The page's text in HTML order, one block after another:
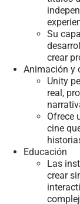
Su
crear
Animación y
Unity
real,
Ofrece
cine
Educación
Las
crear